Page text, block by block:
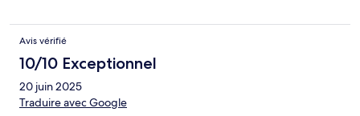
Avis vérifié
10/10 Exceptionnel
20 juin 2025
Traduire avec Google